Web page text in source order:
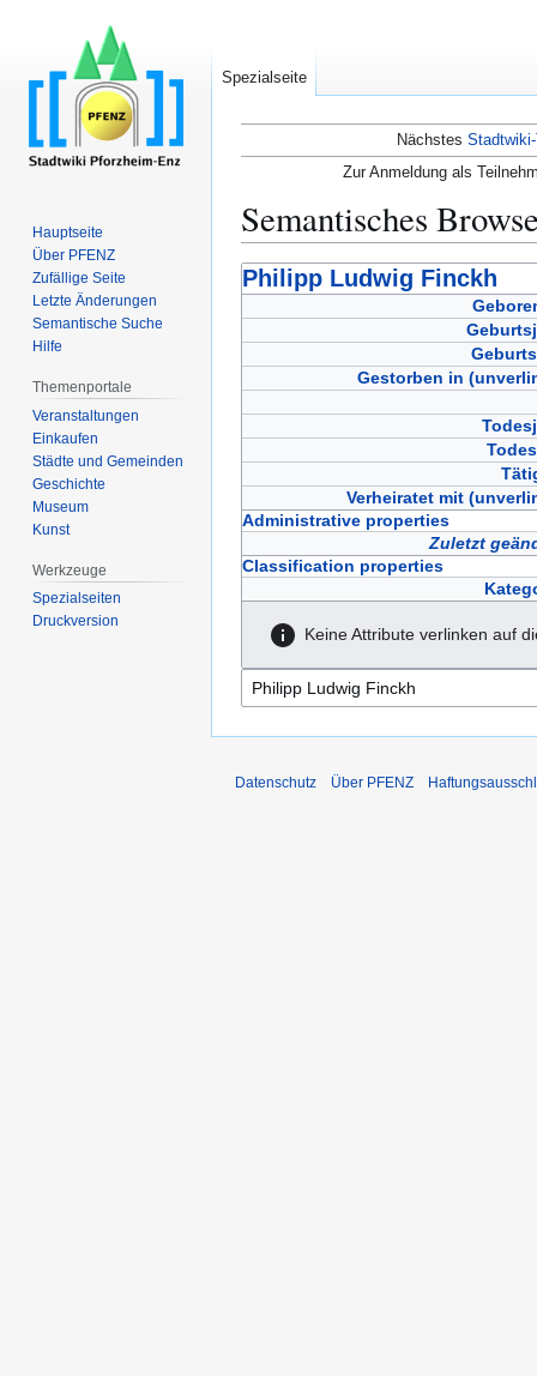
Nächstes
Zur Anmeldung als
Semantisches
Zur
Navigation
Zur
Suche
Philipp Ludwig Finckh
Gestorben in
Verheiratet mit
Administrative properties
Zuletzt
Classification properties
Keine Attribute verlinken auf
Spezialseite
Hauptseite
Über PFENZ
Zufällige Seite
Letzte Änderungen
Semantische Suche
Hilfe
Themenportale
Veranstaltungen
Einkaufen
Städte und Gemeinden
Geschichte
Museum
Kunst
Werkzeuge
Spezialseiten
Druckversion
Datenschutz Über PFENZ